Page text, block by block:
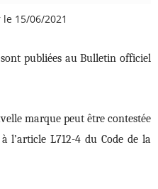
15/06/2021
sont publiées au Bulletin officiel
marque peut être contestée
l’article L712-4 du Code de la